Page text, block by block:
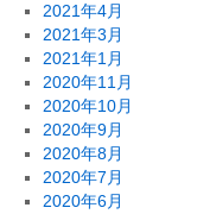
2021年4月
2021年3月
2021年1月
2020年11月
2020年10月
2020年9月
2020年8月
2020年7月
2020年6月